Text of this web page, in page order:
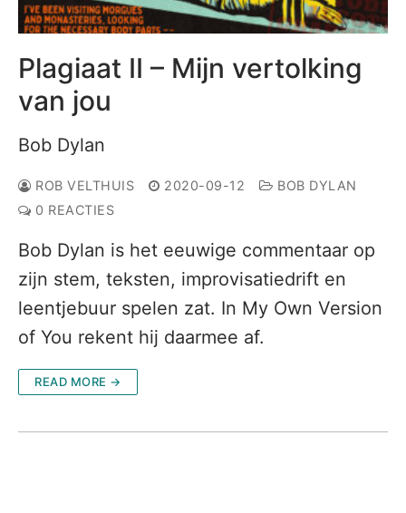
Plagiaat II – Mijn vertolking
van jou
Bob Dylan
ROB VELTHUIS 2020-09-12
BOB DYLAN
0 REACTIES
Bob Dylan is het eeuwige commentaar op
zijn stem, teksten, improvisatiedrift en
leentjebuur spelen zat. In My Own Version
of You rekent hij daarmee af.
READ MORE →